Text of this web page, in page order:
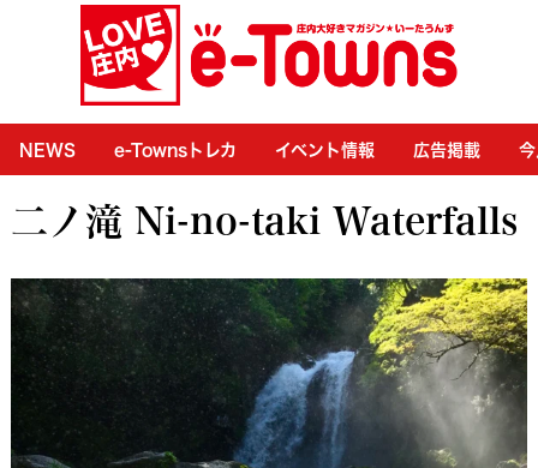
NEWS e-Townsトレカ イベント情報 広告掲載
二ノ滝 Ni-no-taki Waterfalls